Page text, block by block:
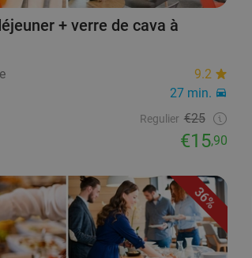
+ verre de cava à
9.2
27 min.
Regulier €25
€15,90
36%